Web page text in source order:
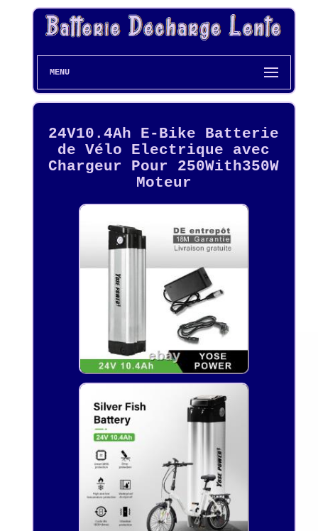
MENU
24V10.4Ah E-Bike Batterie
de Vélo Electrique avec
Chargeur Pour 250With350W
Moteur